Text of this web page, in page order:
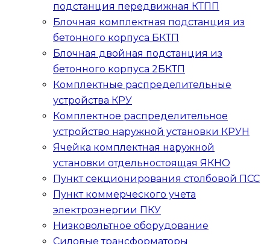
подстанция передвижная КТПП
Блочная комплектная подстанция из
бетонного корпуса БКТП
Блочная двойная подстанция из
бетонного корпуса 2БКТП
Комплектные распределительные
устройства КРУ
Комплектное распределительное
устройство наружной установки КРУН
Ячейка комплектная наружной
установки отдельностоящая ЯКНО
Пункт секционирования столбовой ПСС
Пункт коммерческого учета
электроэнергии ПКУ
Низковольтное оборудование
Силовые трансформаторы